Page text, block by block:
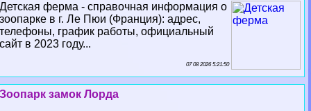
Детская ферма - справочная информация о
зоопарке в г. Ле Пюи (Франция): адрес,
телефоны, график работы, официальный
сайт в 2023 году...
07 08 2026 5:21:50
Зоопарк замок Лорда